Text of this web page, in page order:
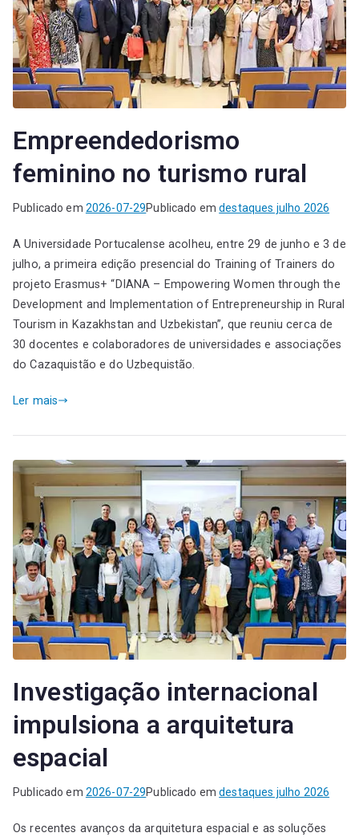
Empreendedorismo
feminino no turismo rural
Publicado em 2026-07-29Publicado emdestaques julho 2026
A Universidade Portucalense acolheu, entre 29 de junho e 3 de
julho, a primeira edição presencial do Training of Trainers do
projeto Erasmus+ “DIANA – Empowering Women through the
Development and Implementation of Entrepreneurship in Rural
Tourism in Kazakhstan and Uzbekistan”, que reuniu cerca de
30 docentes e colaboradores de universidades e associações
do Cazaquistão e do Uzbequistão.
Ler mais
Investigação internacional
impulsiona a arquitetura
espacial
Publicado em 2026-07-29Publicado emdestaques julho 2026
Os recentes avanços da arquitetura espacial e as soluções